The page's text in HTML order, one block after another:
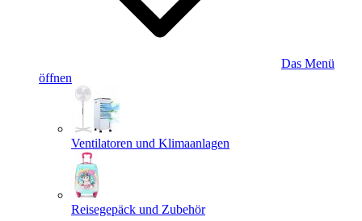
Das Menü
öffnen
Ventilatoren und Klimaanlagen
Reisegepäck und Zubehör